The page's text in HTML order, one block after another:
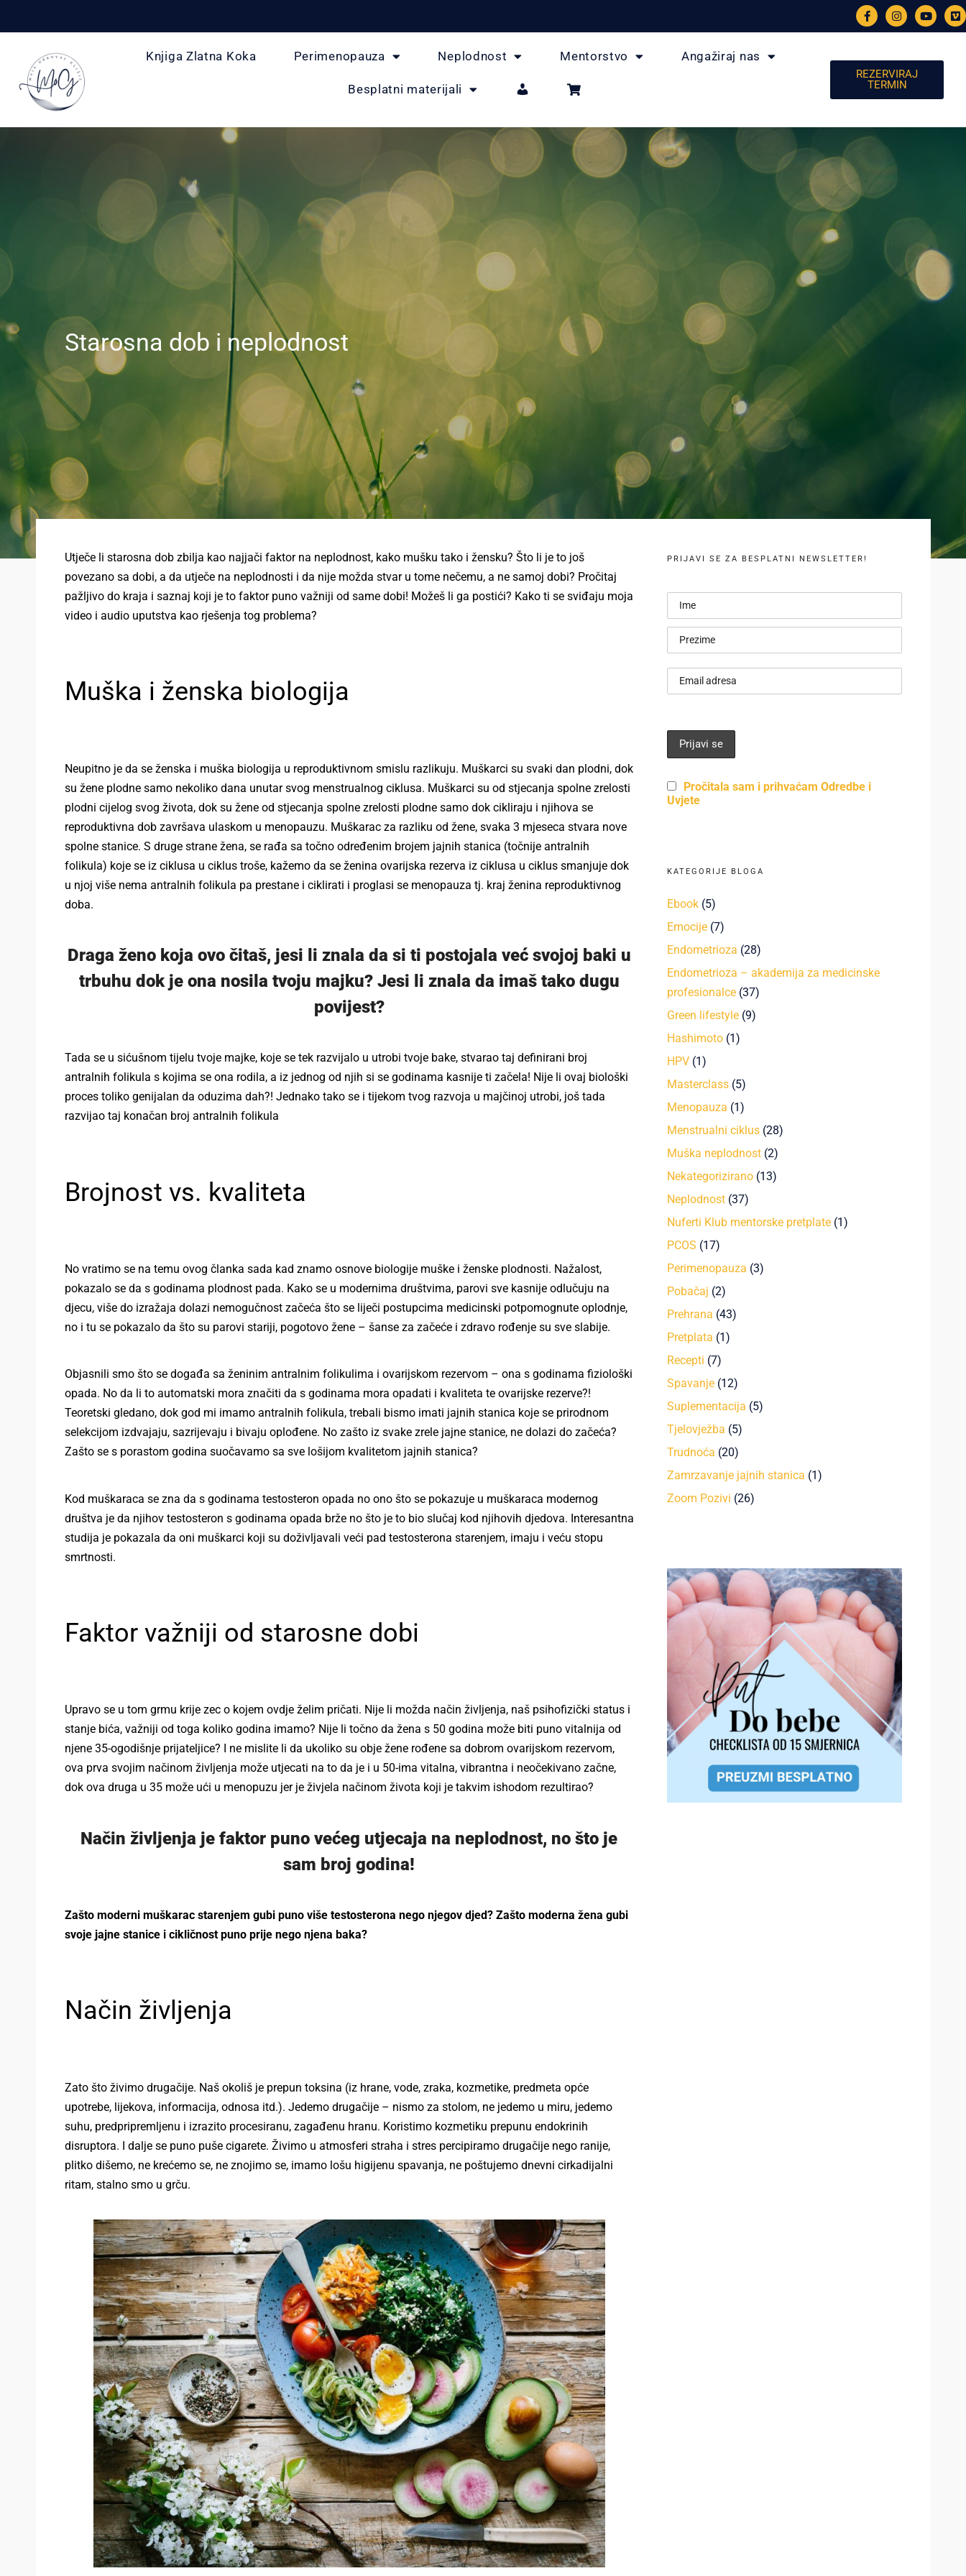
Knjiga Zlatna Koka Perimenopauza Neplodnost Mentorstvo Angažiraj nas
Besplatni materijali
REZERVIRAJ
TERMIN
Starosna dob i neplodnost
Utječe li starosna dob zbilja kao najjači faktor na neplodnost, kako mušku tako i žensku? Što li je to još
povezano sa dobi, a da utječe na neplodnosti i da nije možda stvar u tome nečemu, a ne samoj dobi? Pročitaj
pažljivo do kraja i saznaj koji je to faktor puno važniji od same dobi! Možeš li ga postići? Kako ti se sviđaju moja
video i audio uputstva kao rješenja tog problema?
Muška i ženska biologija
Neupitno je da se ženska i muška biologija u reproduktivnom smislu razlikuju. Muškarci su svaki dan plodni, dok
su žene plodne samo nekoliko dana unutar svog menstrualnog ciklusa. Muškarci su od stjecanja spolne zrelosti
plodni cijelog svog života, dok su žene od stjecanja spolne zrelosti plodne samo dok cikliraju i njihova se
reproduktivna dob završava ulaskom u menopauzu. Muškarac za razliku od žene, svaka 3 mjeseca stvara nove
spolne stanice. S druge strane žena, se rađa sa točno određenim brojem jajnih stanica (točnije antralnih
folikula) koje se iz ciklusa u ciklus troše, kažemo da se ženina ovarijska rezerva iz ciklusa u ciklus smanjuje dok
u njoj više nema antralnih folikula pa prestane i ciklirati i proglasi se menopauza tj. kraj ženina reproduktivnog
doba.
Draga ženo koja ovo čitaš, jesi li znala da si ti postojala već svojoj baki u
trbuhu dok je ona nosila tvoju majku? Jesi li znala da imaš tako dugu
povijest?
Tada se u sićušnom tijelu tvoje majke, koje se tek razvijalo u utrobi tvoje bake, stvarao taj definirani broj
antralnih folikula s kojima se ona rodila, a iz jednog od njih si se godinama kasnije ti začela! Nije li ovaj biološki
proces toliko genijalan da oduzima dah?! Jednako tako se i tijekom tvog razvoja u majčinoj utrobi, još tada
razvijao taj konačan broj antralnih folikula
Brojnost vs. kvaliteta
No vratimo se na temu ovog članka sada kad znamo osnove biologije muške i ženske plodnosti. Nažalost,
pokazalo se da s godinama plodnost pada. Kako se u modernima društvima, parovi sve kasnije odlučuju na
djecu, više do izražaja dolazi nemogučnost začeća što se liječi postupcima medicinski potpomognute oplodnje,
no i tu se pokazalo da što su parovi stariji, pogotovo žene – šanse za začeće i zdravo rođenje su sve slabije.
Objasnili smo što se događa sa ženinim antralnim folikulima i ovarijskom rezervom – ona s godinama fiziološki
opada. No da li to automatski mora značiti da s godinama mora opadati i kvaliteta te ovarijske rezerve?!
Teoretski gledano, dok god mi imamo antralnih folikula, trebali bismo imati jajnih stanica koje se prirodnom
selekcijom izdvajaju, sazrijevaju i bivaju oplođene. No zašto iz svake zrele jajne stanice, ne dolazi do začeća?
Zašto se s porastom godina suočavamo sa sve lošijom kvalitetom jajnih stanica?
Kod muškaraca se zna da s godinama testosteron opada no ono što se pokazuje u muškaraca modernog
društva je da njihov testosteron s godinama opada brže no što je to bio slučaj kod njihovih djedova. Interesantna
studija je pokazala da oni muškarci koji su doživljavali veći pad testosterona starenjem, imaju i veću stopu
smrtnosti.
Faktor važniji od starosne dobi
Upravo se u tom grmu krije zec o kojem ovdje želim pričati. Nije li možda način življenja, naš psihofizički status i
stanje bića, važniji od toga koliko godina imamo? Nije li točno da žena s 50 godina može biti puno vitalnija od
njene 35-ogodišnje prijateljice? I ne mislite li da ukoliko su obje žene rođene sa dobrom ovarijskom rezervom,
ova prva svojim načinom življenja može utjecati na to da je i u 50-ima vitalna, vibrantna i neočekivano začne,
dok ova druga u 35 može ući u menopuzu jer je živjela načinom života koji je takvim ishodom rezultirao?
Način življenja je faktor puno većeg utjecaja na neplodnost, no što je
sam broj godina!
Zašto moderni muškarac starenjem gubi puno više testosterona nego njegov djed? Zašto moderna žena gubi
svoje jajne stanice i cikličnost puno prije nego njena baka?
Način življenja
Zato što živimo drugačije. Naš okoliš je prepun toksina (iz hrane, vode, zraka, kozmetike, predmeta opće
upotrebe, lijekova, informacija, odnosa itd.). Jedemo drugačije – nismo za stolom, ne jedemo u miru, jedemo
suhu, predpripremljenu i izrazito procesiranu, zagađenu hranu. Koristimo kozmetiku prepunu endokrinih
disruptora. I dalje se puno puše cigarete. Živimo u atmosferi straha i stres percipiramo drugačije nego ranije,
plitko dišemo, ne krećemo se, ne znojimo se, imamo lošu higijenu spavanja, ne poštujemo dnevni cirkadijalni
ritam, stalno smo u grču.
PRIJAVI SE ZA BESPLATNI NEWSLETTER!
Pročitala sam i prihvaćam Odredbe i
Uvjete
KATEGORIJE BLOGA
Ebook (5)
Emocije (7)
Endometrioza (28)
Endometrioza – akademija za medicinske
profesionalce (37)
Green lifestyle (9)
Hashimoto (1)
HPV (1)
Masterclass (5)
Menopauza (1)
Menstrualni ciklus (28)
Muška neplodnost (2)
Nekategorizirano (13)
Neplodnost (37)
Nuferti Klub mentorske pretplate (1)
PCOS (17)
Perimenopauza (3)
Pobačaj (2)
Prehrana (43)
Pretplata (1)
Recepti (7)
Spavanje (12)
Suplementacija (5)
Tjelovježba (5)
Trudnoća (20)
Zamrzavanje jajnih stanica (1)
Zoom Pozivi (26)